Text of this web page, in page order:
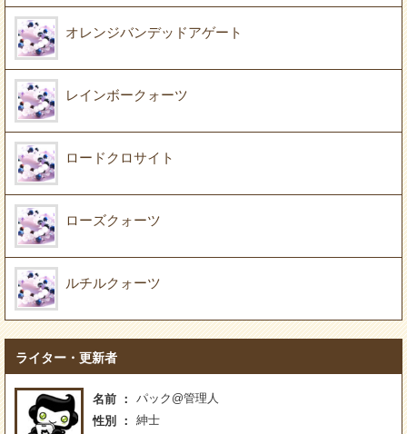
オレンジバンデッドアゲート
レインボークォーツ
ロードクロサイト
ローズクォーツ
ルチルクォーツ
ライター・更新者
名前
パック@管理人
性別
紳士